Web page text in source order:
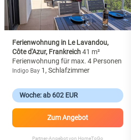
Ferienwohnung in Le Lavandou,
Côte d'Azur, Frankreich41 m²
Ferienwohnung für max. 4 Personen
Indigo Bay1, Schlafzimmer
Woche: ab 602 EUR
Zum Angebot
Partner-Angebot von HomeToGo